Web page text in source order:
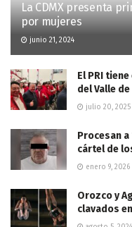
La CDMX presenta
por mujeres
junio 21, 2024
El PRI
del Valle
julio 20, 2025
Procesan
cártel de
enero 9, 2026
Orozco y
clavados